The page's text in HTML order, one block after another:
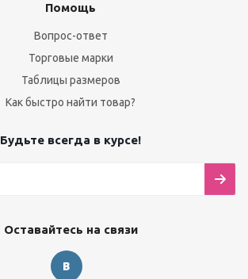
Помощь
Вопрос-ответ
Торговые марки
Таблицы размеров
Как быстро найти товар?
Будьте всегда в курсе!
Оставайтесь на связи